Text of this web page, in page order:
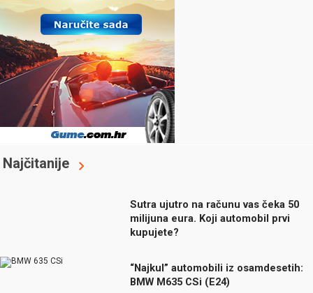
Najčitanije
Sutra ujutro na računu vas čeka 50
milijuna eura. Koji automobil prvi
kupujete?
“Najkul” automobili iz osamdesetih:
BMW M635 CSi (E24)